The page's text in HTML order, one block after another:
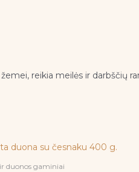
reikia meilės ir darbščių
duonos gaminiai